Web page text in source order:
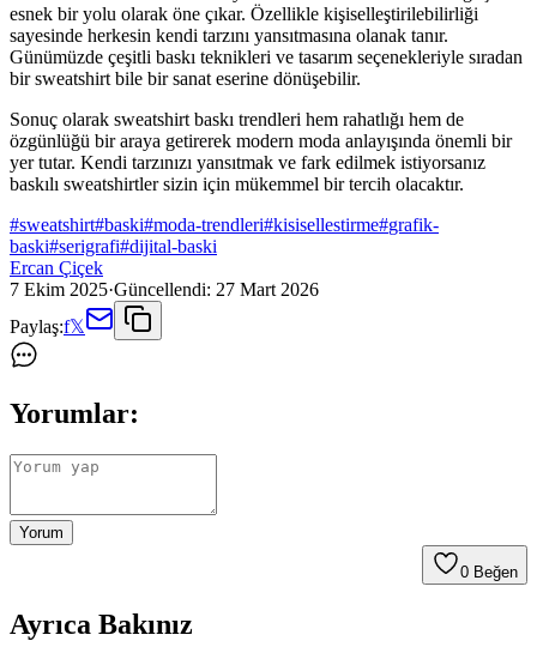
esnek bir yolu olarak öne çıkar. Özellikle kişiselleştirilebilirliği
sayesinde herkesin kendi tarzını yansıtmasına olanak tanır.
Günümüzde çeşitli baskı teknikleri ve tasarım seçenekleriyle sıradan
bir sweatshirt bile bir sanat eserine dönüşebilir.
Sonuç olarak sweatshirt baskı trendleri hem rahatlığı hem de
özgünlüğü bir araya getirerek modern moda anlayışında önemli bir
yer tutar. Kendi tarzınızı yansıtmak ve fark edilmek istiyorsanız
baskılı sweatshirtler sizin için mükemmel bir tercih olacaktır.
#sweatshirt#baski#moda-trendleri#kisisellestirme#grafik-
baski#serigrafi#dijital-baski
Ercan Çiçek
7 Ekim 2025·Güncellendi: 27 Mart 2026
Paylaş:f𝕏
Yorumlar:
Yorum
0 Beğen
Ayrıca Bakınız